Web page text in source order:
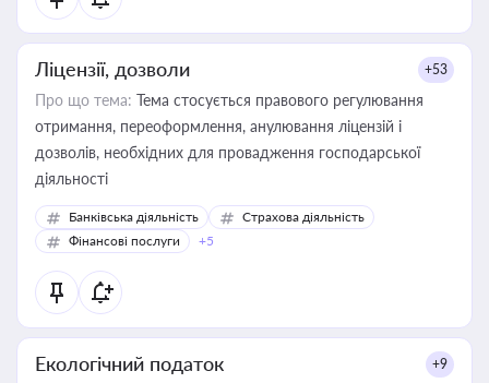
Ліцензії, дозволи +53
Про що тема: Тема стосується правового регулювання
отримання, переоформлення, анулювання ліцензій і
дозволів, необхідних для провадження господарської
діяльності
Банківська діяльність
Страхова діяльність
Фінансові послуги
+5
Екологічний податок +9